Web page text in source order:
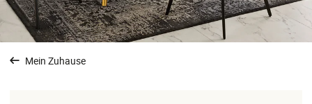
Mein Zuhause